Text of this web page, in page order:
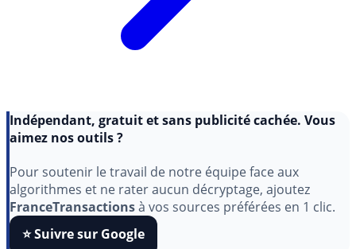
aimez nos outils ?
Pour soutenir le travail de notre équipe face aux
algorithmes et ne rater aucun décryptage, ajoutez
FranceTransactionsà vos sources préférées en 1 clic.